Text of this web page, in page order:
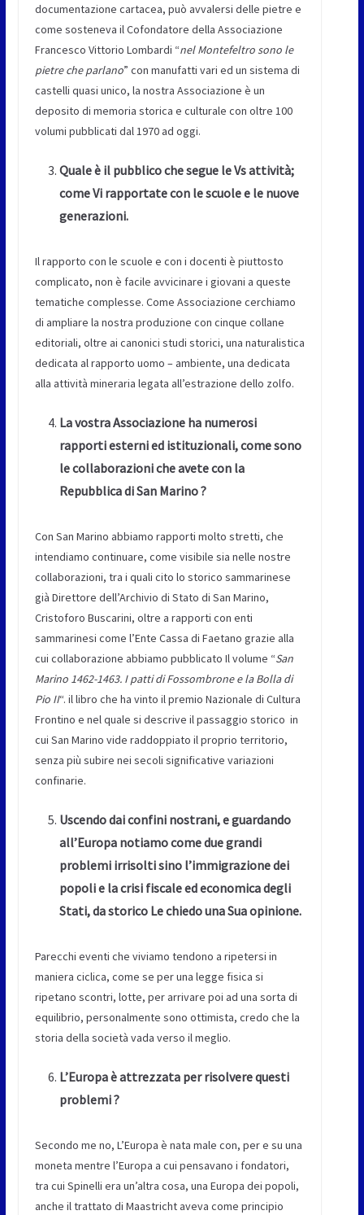
documentazione cartacea, può avvalersi delle pietre e
come sosteneva il Cofondatore della Associazione
Francesco Vittorio Lombardi “nel Montefeltro sono le
pietre che parlano” con manufatti vari ed un sistema di
castelli quasi unico, la nostra Associazione è un
deposito di memoria storica e culturale con oltre 100
volumi pubblicati dal 1970 ad oggi.
Quale è il pubblico che segue le Vs attività;
come Vi rapportate con le scuole e le nuove
generazioni.
Il rapporto con le scuole e con i docenti è piuttosto
complicato, non è facile avvicinare i giovani a queste
tematiche complesse. Come Associazione cerchiamo
di ampliare la nostra produzione con cinque collane
editoriali, oltre ai canonici studi storici, una naturalistica
dedicata al rapporto uomo – ambiente, una dedicata
alla attività mineraria legata all’estrazione dello zolfo.
La vostra Associazione ha numerosi
rapporti esterni ed istituzionali, come sono
le collaborazioni che avete con la
Repubblica di San Marino ?
Con San Marino abbiamo rapporti molto stretti, che
intendiamo continuare, come visibile sia nelle nostre
collaborazioni, tra i quali cito lo storico sammarinese
già Direttore dell’Archivio di Stato di San Marino,
Cristoforo Buscarini, oltre a rapporti con enti
sammarinesi come l’Ente Cassa di Faetano grazie alla
cui collaborazione abbiamo pubblicato Il volume “San
Marino 1462-1463. I patti di Fossombrone e la Bolla di
Pio II“. il libro che ha vinto il premio Nazionale di Cultura
Frontino e nel quale si descrive il passaggio storico in
cui San Marino vide raddoppiato il proprio territorio,
senza più subire nei secoli significative variazioni
confinarie.
Uscendo dai confini nostrani, e guardando
all’Europa notiamo come due grandi
problemi irrisolti sino l’immigrazione dei
popoli e la crisi fiscale ed economica degli
Stati, da storico Le chiedo una Sua opinione.
Parecchi eventi che viviamo tendono a ripetersi in
maniera ciclica, come se per una legge fisica si
ripetano scontri, lotte, per arrivare poi ad una sorta di
equilibrio, personalmente sono ottimista, credo che la
storia della società vada verso il meglio.
L’Europa è attrezzata per risolvere questi
problemi ?
Secondo me no, L’Europa è nata male con, per e su una
moneta mentre l’Europa a cui pensavano i fondatori,
tra cui Spinelli era un’altra cosa, una Europa dei popoli,
anche il trattato di Maastricht aveva come principio